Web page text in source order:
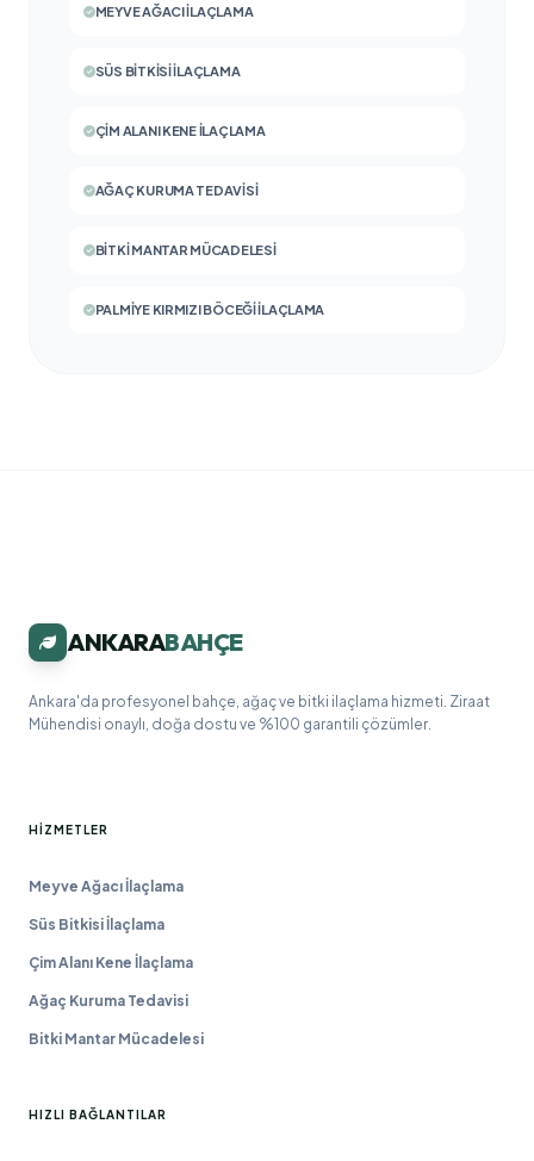
MEYVE AĞACI İLAÇLAMA
SÜS BITKISI İLAÇLAMA
ÇIM ALANI KENE İLAÇLAMA
AĞAÇ KURUMA TEDAVISI
BITKI MANTAR MÜCADELESI
PALMIYE KIRMIZI BÖCEĞI İLAÇLAMA
ANKARABAHÇE
Ankara'da profesyonel bahçe, ağaç ve bitki ilaçlama hizmeti. Ziraat
Mühendisi onaylı, doğa dostu ve %100 garantili çözümler.
HIZMETLER
Meyve Ağacı İlaçlama
Süs Bitkisi İlaçlama
Çim Alanı Kene İlaçlama
Ağaç Kuruma Tedavisi
Bitki Mantar Mücadelesi
HIZLI BAĞLANTILAR